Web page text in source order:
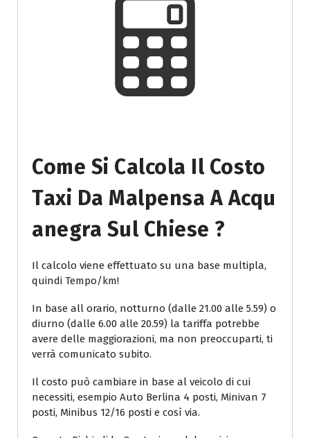
Come Si Calcola Il Costo
Taxi Da Malpensa A Acqu
Anegra Sul Chiese ?
Il calcolo viene effettuato su una base multipla,
quindi Tempo/km!
In base all orario, notturno (dalle 21.00 alle 5.59) o
diurno (dalle 6.00 alle 20.59) la tariffa potrebbe
avere delle maggiorazioni, ma non preoccuparti, ti
verrà comunicato subito.
Il costo può cambiare in base al veicolo di cui
necessiti, esempio Auto Berlina 4 posti, Minivan 7
posti, Minibus 12/16 posti e così via.